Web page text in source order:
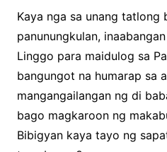
Kaya nga sa unang tatlong
panunungkulan,
Linggo para maidulog sa
bangungot na humarap sa
mangangailangan ng di
bago magkaroon ng
Bibigyan kaya tayo ng